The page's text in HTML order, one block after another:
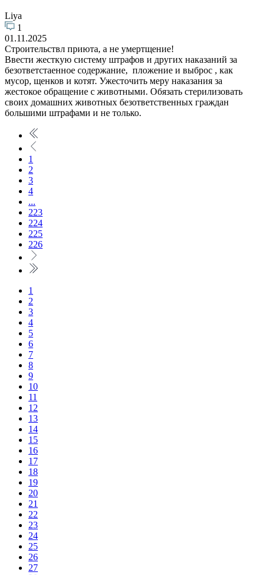
Liya
1
01.11.2025
Строительствл приюта, а не умертщение!
Ввести жесткую систему штрафов и других наказаний за
безответстаенное содержание, пложение и выброс , как
мусор, щенков и котят. Ужесточить меру наказания за
жестокое обращение с животными. Обязать стерилизовать
своих домашних животных безответственных граждан
большими штрафами и не только.
1
2
3
4
...
223
224
225
226
1
2
3
4
5
6
7
8
9
10
11
12
13
14
15
16
17
18
19
20
21
22
23
24
25
26
27